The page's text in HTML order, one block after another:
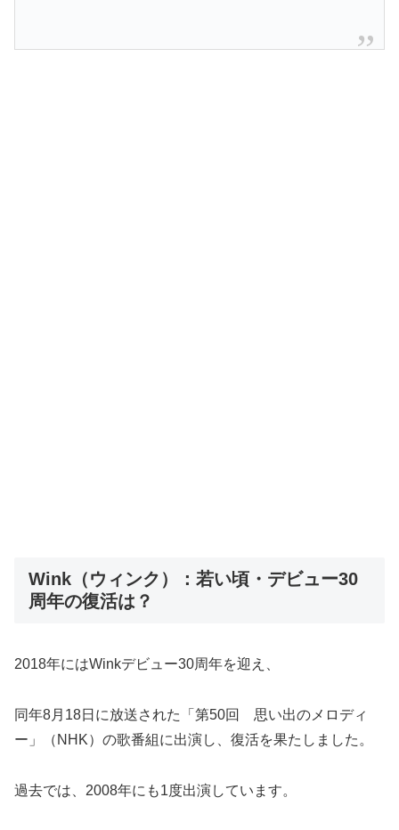
Wink（ウィンク）：若い頃・デビュー30
周年の復活は？
2018年にはWinkデビュー30周年を迎え、
同年8月18日に放送された「第50回 思い出のメロディ
ー」（NHK）の歌番組に出演し、復活を果たしました。
過去では、2008年にも1度出演しています。